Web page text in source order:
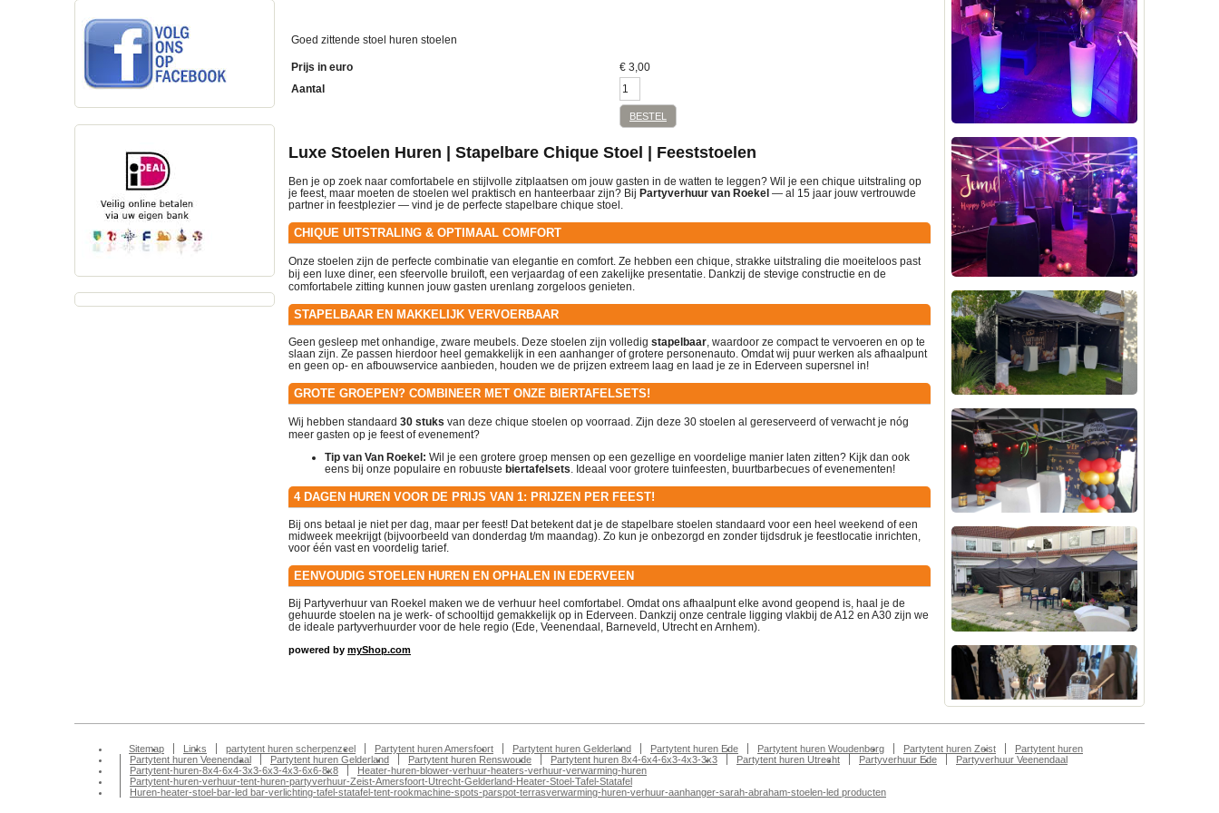
Goed zittende stoel huren stoelen
Prijs in euro € 3,00
Aantal
BESTEL
Luxe Stoelen Huren | Stapelbare Chique Stoel | Feeststoelen
Ben je op zoek naar comfortabele en stijlvolle zitplaatsen om jouw gasten in de watten te leggen? Wil je een chique uitstraling op
je feest, maar moeten de stoelen wel praktisch en hanteerbaar zijn? Bij Partyverhuur van Roekel — al 15 jaar jouw vertrouwde
partner in feestplezier — vind je de perfecte stapelbare chique stoel.
CHIQUE UITSTRALING & OPTIMAAL COMFORT
Onze stoelen zijn de perfecte combinatie van elegantie en comfort. Ze hebben een chique, strakke uitstraling die moeiteloos past
bij een luxe diner, een sfeervolle bruiloft, een verjaardag of een zakelijke presentatie. Dankzij de stevige constructie en de
comfortabele zitting kunnen jouw gasten urenlang zorgeloos genieten.
STAPELBAAR EN MAKKELIJK VERVOERBAAR
Geen gesleep met onhandige, zware meubels. Deze stoelen zijn volledig stapelbaar, waardoor ze compact te vervoeren en op te
slaan zijn. Ze passen hierdoor heel gemakkelijk in een aanhanger of grotere personenauto. Omdat wij puur werken als afhaalpunt
en geen op- en afbouwservice aanbieden, houden we de prijzen extreem laag en laad je ze in Ederveen supersnel in!
GROTE GROEPEN? COMBINEER MET ONZE BIERTAFELSETS!
Wij hebben standaard 30 stuks van deze chique stoelen op voorraad. Zijn deze 30 stoelen al gereserveerd of verwacht je nóg
meer gasten op je feest of evenement?
Tip van Van Roekel: Wil je een grotere groep mensen op een gezellige en voordelige manier laten zitten? Kijk dan ook
eens bij onze populaire en robuuste biertafelsets. Ideaal voor grotere tuinfeesten, buurtbarbecues of evenementen!
4 DAGEN HUREN VOOR DE PRIJS VAN 1: PRIJZEN PER FEEST!
Bij ons betaal je niet per dag, maar per feest! Dat betekent dat je de stapelbare stoelen standaard voor een heel weekend of een
midweek meekrijgt (bijvoorbeeld van donderdag t/m maandag). Zo kun je onbezorgd en zonder tijdsdruk je feestlocatie inrichten,
voor één vast en voordelig tarief.
EENVOUDIG STOELEN HUREN EN OPHALEN IN EDERVEEN
Bij Partyverhuur van Roekel maken we de verhuur heel comfortabel . Omdat ons afhaalpunt elke avond geopend is, haal je de
gehuurde stoelen na je werk- of schooltijd gemakkelijk op in Ederveen. Dankzij onze centrale ligging vlakbij de A12 en A30 zijn we
de ideale partyverhuurder voor de hele regio (Ede, Veenendaal, Barneveld, Utrecht en Arnhem).
powered by myShop.com
Sitemap Links partytent huren scherpenzeel Partytent huren Amersfoort Partytent huren Gelderland Partytent huren Ede Partytent huren Woudenberg Partytent huren Zeist
Partytent huren
Partytent huren Veenendaal
Partytent huren Gelderland Partytent huren Renswoude Partytent huren 8x4-6x4-6x3-4x3-3x3 Partytent huren Utrecht Partyverhuur Ede
Partyverhuur Veenendaal
Partytent-huren-8x4-6x4-3x3-6x3-4x3-6x6-8x8
Heater-huren-blower-verhuur-heaters-verhuur-verwarming-huren
Partytent-huren-verhuur-tent-huren-partyverhuur-Zeist-Amersfoort-Utrecht-Gelderland-Heater-Stoel-Tafel-Statafel
Huren-heater-stoel-bar-led bar-verlichting-tafel-statafel-tent-rookmachine-spots-parspot-terrasverwarming-huren-verhuur-aanhanger-sarah-abraham-stoelen-led producten